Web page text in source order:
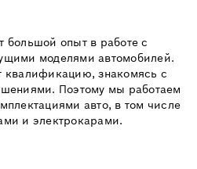
опыт в работе с
моделями автомобилей.
знакомясь с
Поэтому мы работаем
авто, в том числе
и электрокарами.